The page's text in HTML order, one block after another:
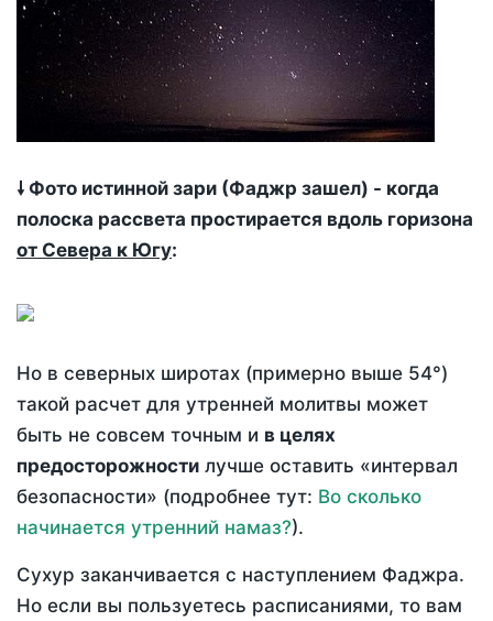
🠗 Фото истинной зари (Фаджр зашел) - когда
полоска рассвета простирается вдоль горизона
от Севера к Югу:
Но в северных широтах (примерно выше 54°)
такой расчет для утренней молитвы может
быть не совсем точным и в целях
предосторожности лучше оставить «интервал
безопасности» (подробнее тут: Во сколько
начинается утренний намаз?).
Сухур заканчивается с наступлением Фаджра.
Но если вы пользуетесь расписаниями, то вам